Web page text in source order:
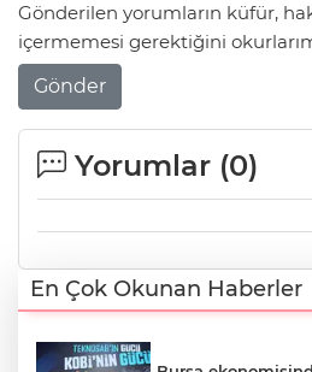
Gönderilen yorumların küfür,
içermemesi gerektiğini
Gönder
Yorumlar (0)
En Çok Okunan Haberler